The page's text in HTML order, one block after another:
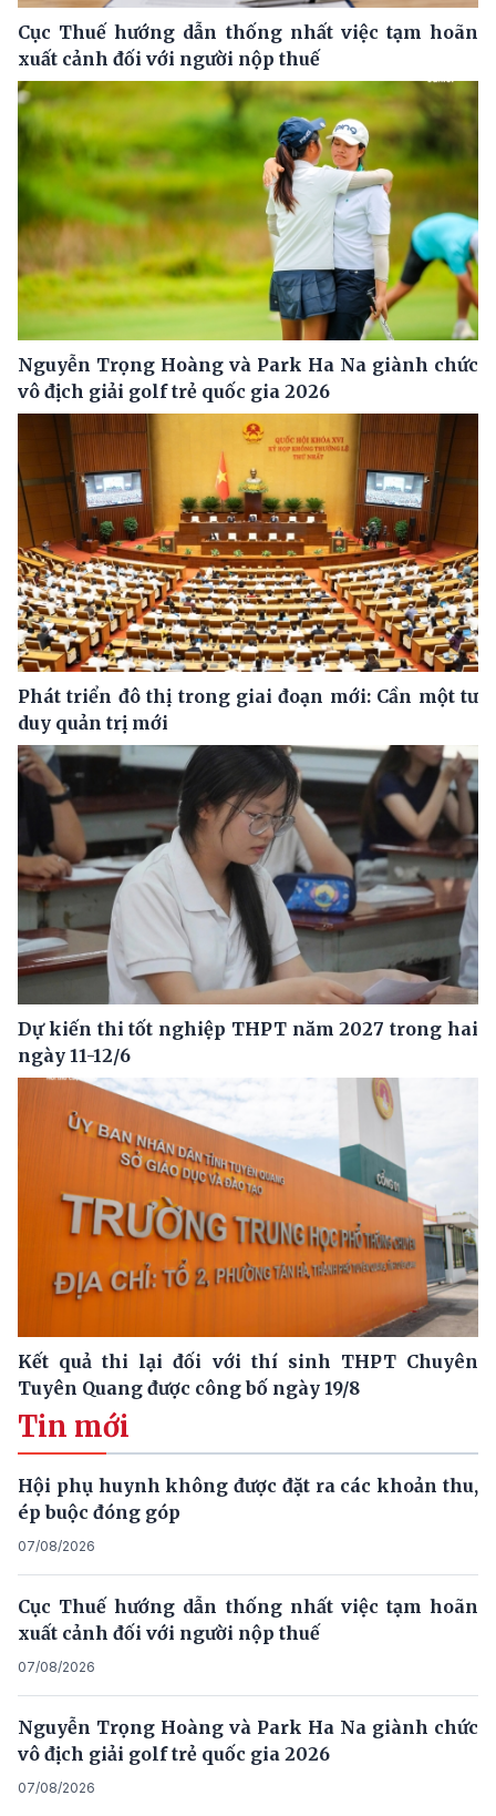
Cục Thuế hướng dẫn thống nhất việc tạm hoãn
xuất cảnh đối với người nộp thuế
Nguyễn Trọng Hoàng và Park Ha Na giành chức
vô địch giải golf trẻ quốc gia 2026
Phát triển đô thị trong giai đoạn mới: Cần một tư
duy quản trị mới
Dự kiến thi tốt nghiệp THPT năm 2027 trong hai
ngày 11-12/6
Kết quả thi lại đối với thí sinh THPT Chuyên
Tuyên Quang được công bố ngày 19/8
Tin mới
Hội phụ huynh không được đặt ra các khoản thu,
ép buộc đóng góp
07/08/2026
Cục Thuế hướng dẫn thống nhất việc tạm hoãn
xuất cảnh đối với người nộp thuế
07/08/2026
Nguyễn Trọng Hoàng và Park Ha Na giành chức
vô địch giải golf trẻ quốc gia 2026
07/08/2026